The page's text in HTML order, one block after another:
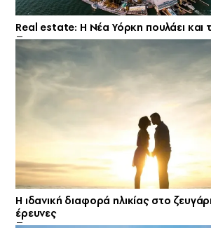
Real estate: H Νέα Υόρκη πουλάει και
Η ιδανική διαφορά ηλικίας στο
έρευνες